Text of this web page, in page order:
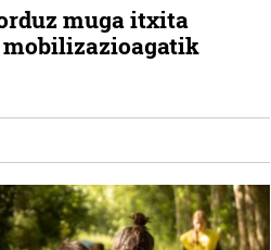
muga itxita